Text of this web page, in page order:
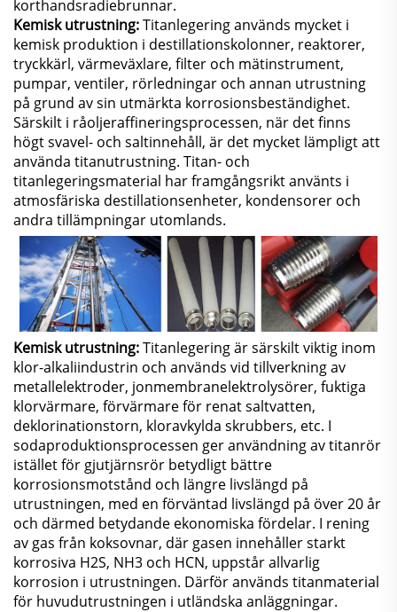
korthandsradiebrunnar.
Kemisk utrustning:Titanlegering används mycket i
kemisk produktion i destillationskolonner, reaktorer,
tryckkärl, värmeväxlare, filter och mätinstrument,
pumpar, ventiler, rörledningar och annan utrustning
på grund av sin utmärkta korrosionsbeständighet.
Särskilt i råoljeraffineringsprocessen, när det finns
högt svavel- och saltinnehåll, är det mycket lämpligt att
använda titanutrustning. Titan- och
titanlegeringsmaterial har framgångsrikt använts i
atmosfäriska destillationsenheter, kondensorer och
andra tillämpningar utomlands.
Kemisk utrustning:Titanlegering är särskilt viktig inom
klor-alkaliindustrin och används vid tillverkning av
metallelektroder, jonmembranelektrolysörer, fuktiga
klorvärmare, förvärmare för renat saltvatten,
deklorinationstorn, kloravkylda skrubbers, etc. I
sodaproduktionsprocessen ger användning av titanrör
istället för gjutjärnsrör betydligt bättre
korrosionsmotstånd och längre livslängd på
utrustningen, med en förväntad livslängd på över 20 år
och därmed betydande ekonomiska fördelar. I rening
av gas från koksovnar, där gasen innehåller starkt
korrosiva H2S, NH3 och HCN, uppstår allvarlig
korrosion i utrustningen. Därför används titanmaterial
för huvudutrustningen i utländska anläggningar.